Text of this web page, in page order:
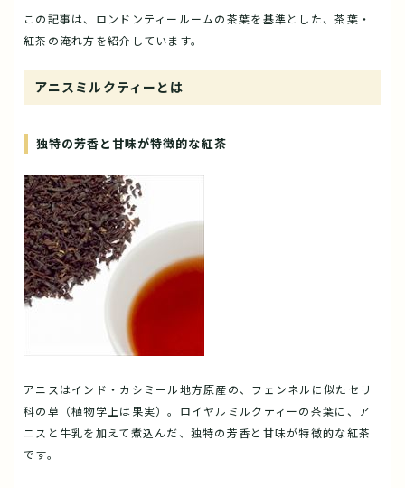
この記事は、ロンドンティールームの茶葉を基準とした、茶葉・
紅茶の淹れ方を紹介しています。
アニスミルクティーとは
独特の芳香と甘味が特徴的な紅茶
アニスはインド・カシミール地方原産の、フェンネルに似たセリ
科の草（植物学上は果実）。ロイヤルミルクティーの茶葉に、ア
ニスと牛乳を加えて煮込んだ、独特の芳香と甘味が特徴的な紅茶
です。